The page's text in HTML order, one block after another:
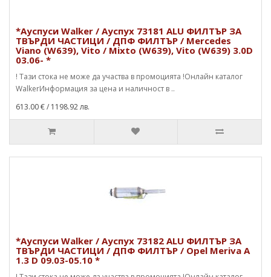
*Ауспуси Walker / Ауспух 73181 ALU ФИЛТЪР ЗА
ТВЪРДИ ЧАСТИЦИ / ДПФ ФИЛТЪР / Mercedes
Viano (W639), Vito / Mixto (W639), Vito (W639) 3.0D
03.06- *
! Тази стока не може да участва в промоцията !Онлайн каталог
WalkerИнформация за цена и наличност в ..
613.00 €/ 1198.92 лв.
*Ауспуси Walker / Ауспух 73182 ALU ФИЛТЪР ЗА
ТВЪРДИ ЧАСТИЦИ / ДПФ ФИЛТЪР / Opel Meriva A
1.3 D 09.03-05.10 *